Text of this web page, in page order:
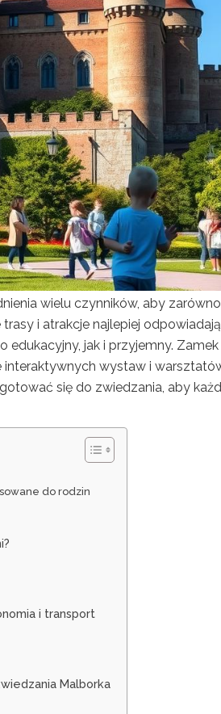
wielu czynników, aby zarówno
i atrakcje najlepiej
jak i przyjemny. Zamek
wystaw i
się do zwiedzania, aby
do rodzin
i transport
Malborka